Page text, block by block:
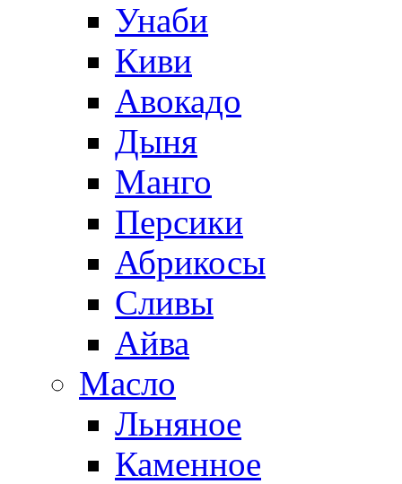
Унаби
Киви
Авокадо
Дыня
Манго
Персики
Абрикосы
Сливы
Айва
Масло
Льняное
Каменное